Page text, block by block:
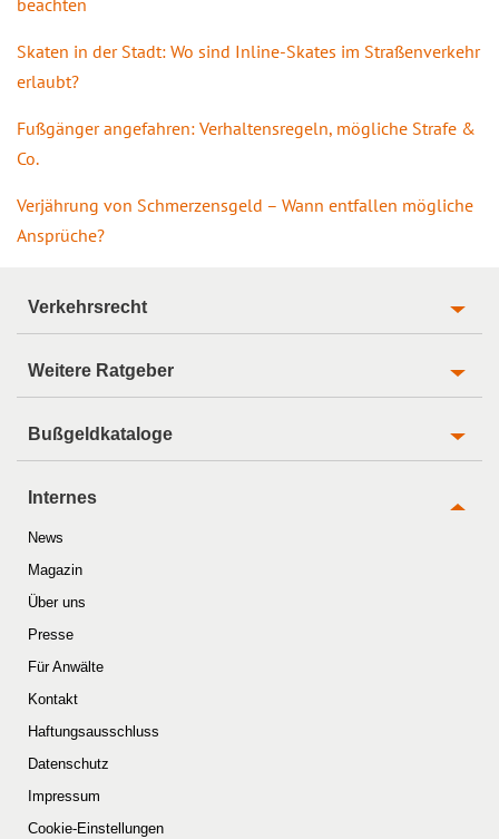
Skaten in der Stadt: Wo sind Inline-Skates im Straßenverkehr
erlaubt?
Fußgänger angefahren: Verhaltensregeln, mögliche Strafe &
Co.
Verjährung von Schmerzensgeld – Wann entfallen mögliche
Ansprüche?
Verkehrsrecht
Weitere Ratgeber
Bußgeldkataloge
Internes
News
Magazin
Über uns
Presse
Für Anwälte
Kontakt
Haftungsausschluss
Datenschutz
Impressum
Cookie-Einstellungen